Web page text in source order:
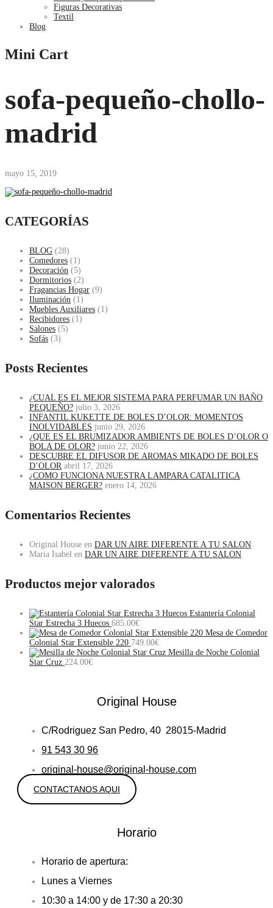
Figuras Decorativas
Textil
Blog
Mini Cart
sofa-pequeño-chollo-
madrid
mayo 15, 2019
CATEGORÍAS
BLOG (28)
Comedores (1)
Decoración (5)
Dormitorios (2)
Fragancias Hogar (9)
Iluminación (1)
Muebles Auxiliares (1)
Recibidores (1)
Salones (5)
Sofás (3)
Posts Recientes
¿CUAL ES EL MEJOR SISTEMA PARA PERFUMAR UN BAÑO
PEQUEÑO? julio 3, 2026
INFANTIL KUKETTE DE BOLES D’OLOR: MOMENTOS
INOLVIDABLES junio 29, 2026
¿QUE ES EL BRUMIZADOR AMBIENTS DE BOLES D’OLOR O
BOLA DE OLOR? junio 22, 2026
DESCUBRE EL DIFUSOR DE AROMAS MIKADO DE BOLES
D’OLOR abril 17, 2026
¿COMO FUNCIONA NUESTRA LAMPARA CATALITICA
MAISON BERGER? enero 14, 2026
Comentarios Recientes
Original House en DAR UN AIRE DIFERENTE A TU SALON
Maria Isabel en DAR UN AIRE DIFERENTE A TU SALON
Productos mejor valorados
Estantería Colonial
Star Estrecha 3 Huecos 685.00€
Mesa de Comedor
Colonial Star Extensible 220 749.00€
Mesilla de Noche Colonial
Star Cruz 224.00€
Original House
C/Rodriguez San Pedro, 40 28015-Madrid
91 543 30 96
original-house@original-house.com
CONTACTANOS AQUI
Horario
Horario de apertura:
Lunes a Viernes
10:30 a 14:00 y de 17:30 a 20:30